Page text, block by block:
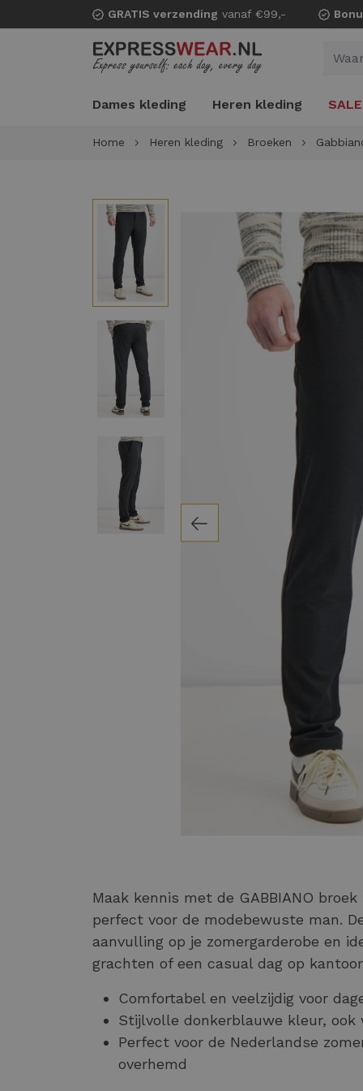
GRATIS verzending vanaf €99,-
Dames kleding Heren kleding SALE
Home Heren kleding Broeken
Maak kennis met de GABBIANO
perfect voor de modebewuste man.
aanvulling op je zomergarderobe en
grachten of een casual dag op
Comfortabel en veelzijdig voor
Stijlvolle donkerblauwe kleur, ook
Perfect voor de Nederlandse
overhemd